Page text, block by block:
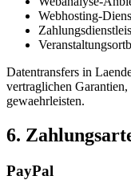
Webhosting-
Datentransfers in
vertraglichen Garantien,
gewaehrleisten.
6.
PayPal